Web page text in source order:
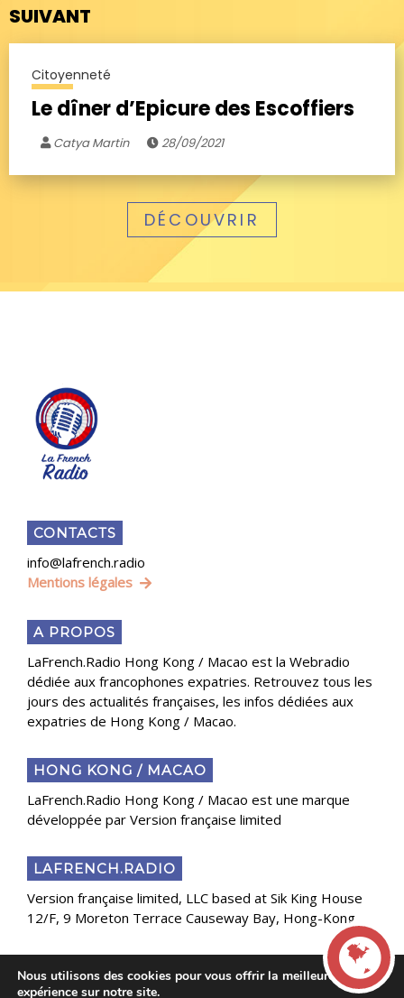
SUIVANT
Citoyenneté
Le dîner d’Epicure des Escoffiers
Catya Martin 28/09/2021
DÉCOUVRIR
CONTACTS
info@lafrench.radio
Mentions légales
A PROPOS
LaFrench.Radio Hong Kong / Macao est la Webradio
dédiée aux francophones expatries. Retrouvez tous les
jours des actualités françaises, les infos dédiées aux
expatries de Hong Kong / Macao.
HONG KONG / MACAO
LaFrench.Radio Hong Kong / Macao est une marque
développée par Version française limited
LAFRENCH.RADIO
Version française limited, LLC based at Sik King House
12/F, 9 Moreton Terrace Causeway Bay, Hong-Kong
Copyright 2025 Presse Généraliste des Français de
Nous utilisons des cookies pour vous offrir la meilleure
expérience sur notre site.